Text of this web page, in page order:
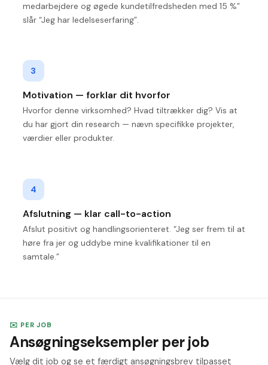
medarbejdere og øgede kundetilfredsheden med 15 %”
slår “Jeg har ledelseserfaring”.
3
Motivation — forklar dit hvorfor
Hvorfor denne virksomhed? Hvad tiltrækker dig? Vis at
du har gjort din research — nævn specifikke projekter,
værdier eller produkter.
4
Afslutning — klar call-to-action
Afslut positivt og handlingsorienteret. “Jeg ser frem til at
høre fra jer og uddybe mine kvalifikationer til en
samtale.”
✉️ PER JOB
Ansøgningseksempler per job
Vælg dit job og se et færdigt ansøgningsbrev tilpasset